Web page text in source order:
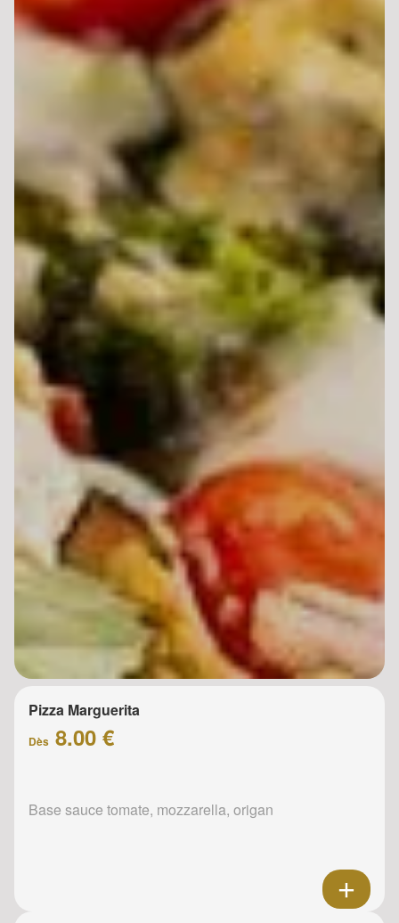
Pizza Marguerita
Dès 8.00 €
Base sauce tomate, mozzarella, origan